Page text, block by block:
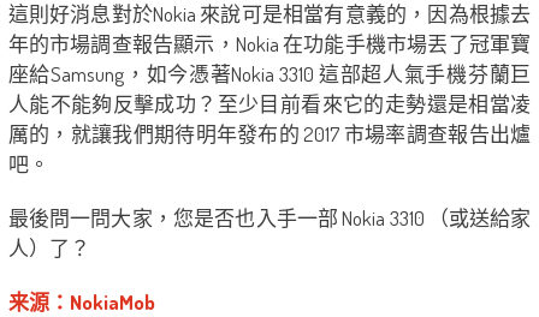
這則好消息對於Nokia 來說可是相當有意義的，因為根據去
年的市場調查報告顯示，Nokia 在功能手機市場丟了冠軍寶
座給Samsung，如今憑著Nokia 3310 這部超人氣手機芬蘭巨
人能不能夠反擊成功？至少目前看來它的走勢還是相當凌
厲的，就讓我們期待明年發布的 2017 市場率調查報告出爐
吧。
最後問一問大家，您是否也入手一部 Nokia 3310 （或送給家
人）了？
来源：NokiaMob